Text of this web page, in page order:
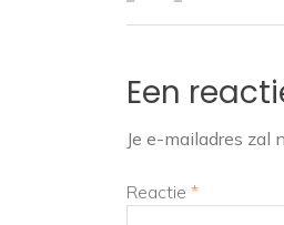
Een
Je e-mailadres zal
Reactie *